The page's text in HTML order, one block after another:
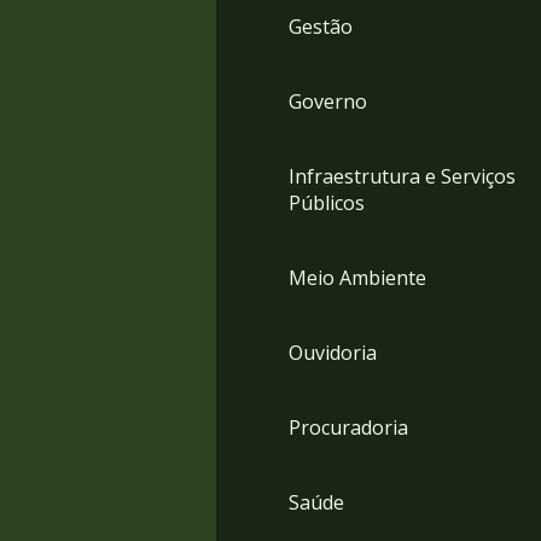
Gestão
Governo
Infraestrutura e Serviços
Públicos
Meio Ambiente
Ouvidoria
Procuradoria
Saúde